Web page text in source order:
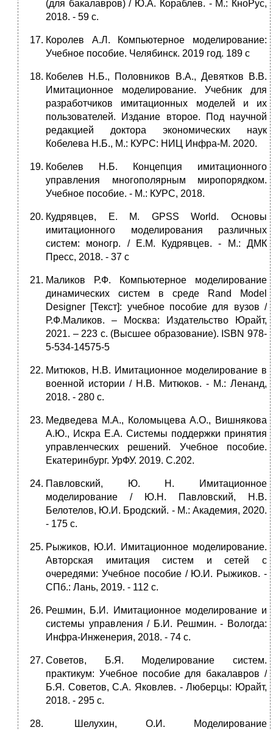
(для бакалавров) / Ю.А. Кораблев. - М.: КноРус,
2018. - 59 c.
Королев А.Л. Компьютерное моделирование:
Учебное пособие. Челябинск. 2019 год. 189 с
Кобелев Н.Б., Половников В.А., Девятков В.В.
Имитационное моделирование. Учебник для
разработчиков имитационных моделей и их
пользователей. Издание второе. Под научной
редакцией доктора экономических наук
Кобелева Н.Б., М.: КУРС: НИЦ Инфра-М. 2020.
Кобелев Н.Б. Концепция имитационного
управления многополярным миропорядком.
Учебное пособие. - М.: КУРС, 2018.
Кудрявцев, Е. М. GPSS World. Основы
имитационного моделирования различных
систем: моногр. / Е.М. Кудрявцев. - М.: ДМК
Пресс, 2018. - 37 c
Маликов Р.Ф. Компьютерное моделирование
динамических систем в среде Rand Model
Designer [Текст]: учебное пособие для вузов /
Р.Ф.Маликов. – Москва: Издательство Юрайт,
2021. – 223 с. (Высшее образование). ISBN 978-
5-534-14575-5
Митюков, Н.В. Имитационное моделирование в
военной истории / Н.В. Митюков. - М.: Ленанд,
2018. - 280 c.
Медведева М.А., Коломыцева А.О., Вишнякова
А.Ю., Искра Е.А. Системы поддержки принятия
управленческих решений. Учебное пособие.
Екатеринбург. УрФУ. 2019. С.202.
Павловский, Ю. Н. Имитационное
моделирование / Ю.Н. Павловский, Н.В.
Белотелов, Ю.И. Бродский. - М.: Академия, 2020.
- 175 c.
Рыжиков, Ю.И. Имитационное моделирование.
Авторская имитация систем и сетей с
очередями: Учебное пособие / Ю.И. Рыжиков. -
СПб.: Лань, 2019. - 112 c.
Решмин, Б.И. Имитационное моделирование и
системы управления / Б.И. Решмин. - Вологда:
Инфра-Инженерия, 2018. - 74 c.
Советов, Б.Я. Моделирование систем.
практикум: Учебное пособие для бакалавров /
Б.Я. Советов, С.А. Яковлев. - Люберцы: Юрайт,
2018. - 295 c.
Шелухин, О.И. Моделирование